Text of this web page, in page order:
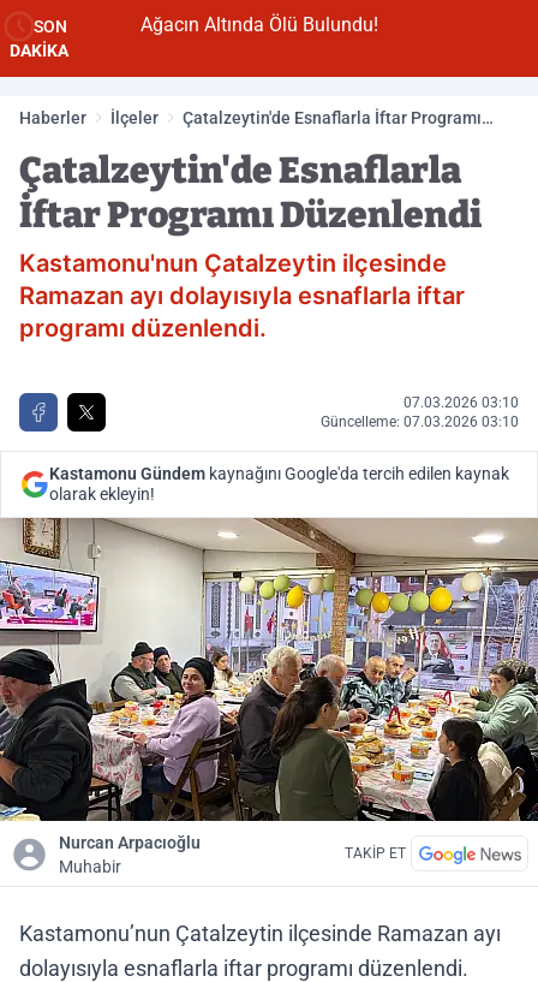
SON
DAKİKA
Ağacın Altında Ölü Bulundu!
Haberler İlçeler
Çatalzeytin'de Esnaflarla İftar Programı
Çatalzeytin'de Esnaflarla
İftar Programı Düzenlendi
Kastamonu'nun Çatalzeytin ilçesinde
Ramazan ayı dolayısıyla esnaflarla iftar
programı düzenlendi.
07.03.2026 03:10
Güncelleme: 07.03.2026 03:10
Kastamonu Gündem kaynağını Google'da tercih edilen kaynak
olarak ekleyin!
Nurcan Arpacıoğlu
Muhabir
TAKİP ET
Kastamonu’nun Çatalzeytin ilçesinde Ramazan ayı
dolayısıyla esnaflarla iftar programı düzenlendi.